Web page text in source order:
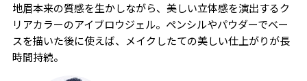
地眉本来の質感を生かしながら、美しい立体感を演出するク
リアカラーのアイブロウジェル。ペンシルやパウダーでベー
スを描いた後に使えば、メイクしたての美しい仕上がりが長
時間持続。